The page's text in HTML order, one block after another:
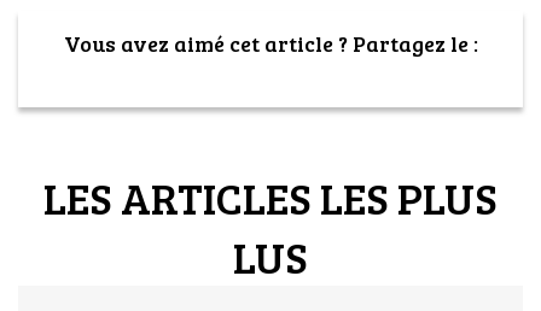
Vous avez aimé cet article ? Partagez le :
LES ARTICLES LES PLUS
LUS